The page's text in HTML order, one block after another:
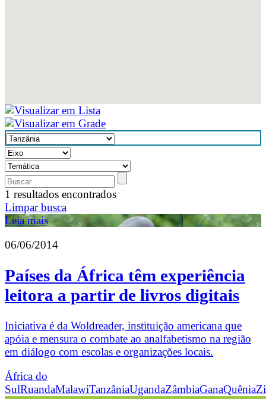
1 resultados encontrados
Limpar busca
Leia mais
06/06/2014
Países da África têm experiência
leitora a partir de livros digitais
Iniciativa é da Woldreader, instituição americana que
apóia e mensura o combate ao analfabetismo na região
em diálogo com escolas e organizações locais.
África do
SulRuandaMalawiTanzâniaUgandaZâmbiaGanaQuênia